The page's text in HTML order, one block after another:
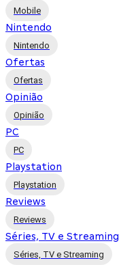
Mobile
Nintendo
Nintendo
Ofertas
Ofertas
Opinião
Opinião
PC
PC
Playstation
Playstation
Reviews
Reviews
Séries, TV e Streaming
Séries, TV e Streaming